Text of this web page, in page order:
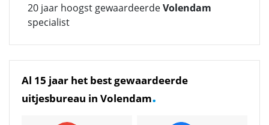
20 jaar hoogst gewaardeerdeVolendam
specialist
Al 15 jaar het best gewaardeerde
uitjesbureau in Volendam.